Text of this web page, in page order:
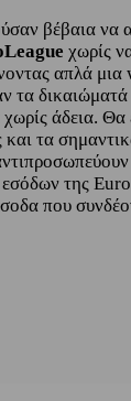
βέβαια να
χωρίς
απλά
τα
άδεια. Θα
τα
της
που